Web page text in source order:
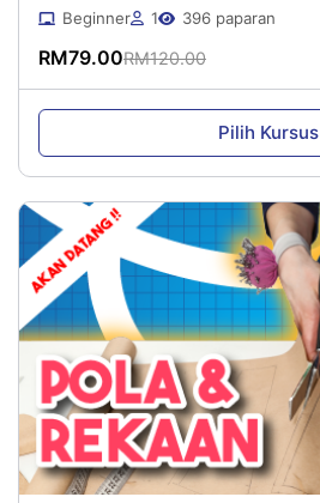
Beginner 1 396 paparan
RM120.00
price
RM120.00.
RM79.00
price
RM79.00.
Pilih Kursus